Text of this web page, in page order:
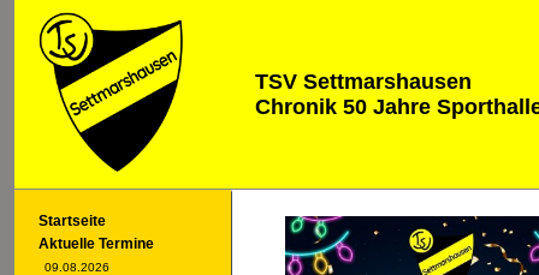
TSV Settmarshausen
Chronik 50 Jahre
Startseite
Aktuelle Termine
09.08.2026